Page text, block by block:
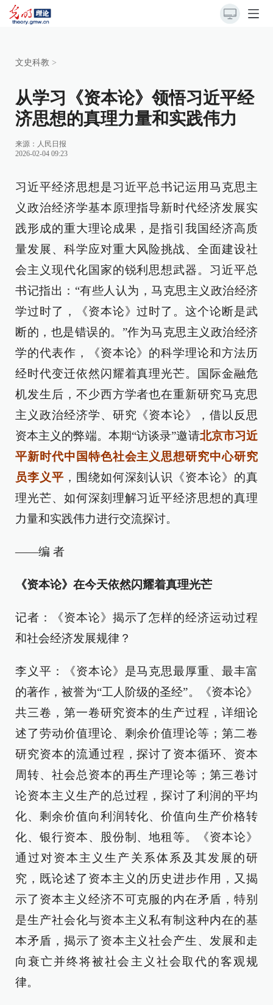
文史科教 >
从学习《资本论》领悟习近平经
济思想的真理力量和实践伟力
来源： 人民日报
2026-02-04 09:23
习近平经济思想是习近平总书记运用马克思主
义政治经济学基本原理指导新时代经济发展实
践形成的重大理论成果，是指引我国经济高质
量发展、科学应对重大风险挑战、全面建设社
会主义现代化国家的锐利思想武器。习近平总
书记指出：“有些人认为，马克思主义政治经济
学过时了，《资本论》过时了。这个论断是武
断的，也是错误的。”作为马克思主义政治经济
学的代表作，《资本论》的科学理论和方法历
经时代变迁依然闪耀着真理光芒。国际金融危
机发生后，不少西方学者也在重新研究马克思
主义政治经济学、研究《资本论》，借以反思
资本主义的弊端。本期“访谈录”邀请北京市习近
平新时代中国特色社会主义思想研究中心研究
员李义平 ，围绕如何深刻认识《资本论》的真
理光芒、如何深刻理解习近平经济思想的真理
力量和实践伟力进行交流探讨。
——编 者
《资本论》在今天依然闪耀着真理光芒
记者：《资本论》揭示了怎样的经济运动过程
和社会经济发展规律？
李义平：《资本论》是马克思最厚重、最丰富
的著作，被誉为“工人阶级的圣经”。《资本论》
共三卷，第一卷研究资本的生产过程，详细论
述了劳动价值理论、剩余价值理论等；第二卷
研究资本的流通过程，探讨了资本循环、资本
周转、社会总资本的再生产理论等；第三卷讨
论资本主义生产的总过程，探讨了利润的平均
化、剩余价值向利润转化、价值向生产价格转
化、银行资本、股份制、地租等。《资本论》
通过对资本主义生产关系体系及其发展的研
究，既论述了资本主义的历史进步作用，又揭
示了资本主义经济不可克服的内在矛盾，特别
是生产社会化与资本主义私有制这种内在的基
本矛盾，揭示了资本主义社会产生、发展和走
向衰亡并终将被社会主义社会取代的客观规
律。